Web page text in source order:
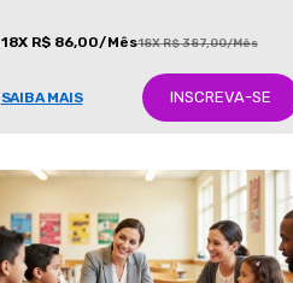
18X R$ 86,00/Mês18X R$ 387,00/Mês
SAIBA MAIS INSCREVA-SE